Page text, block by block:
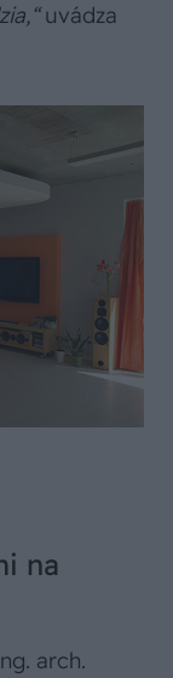
uvádza
na
arch.